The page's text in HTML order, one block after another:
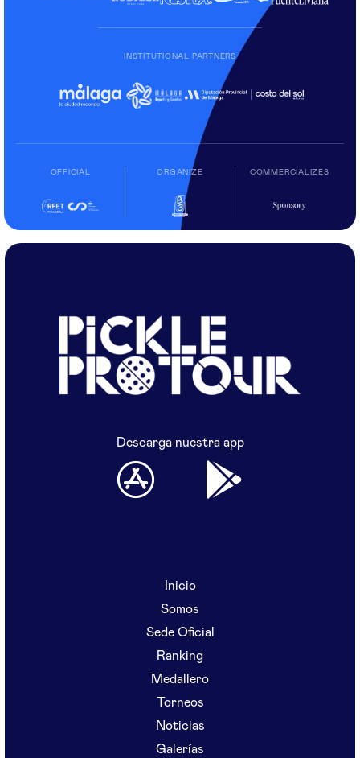
INSTITUTIONAL PARTNERS
OFFICIAL ORGANIZE COMMERCIALIZES
Descarga nuestra app
Inicio
Somos
Sede Oficial
Ranking
Medallero
Torneos
Noticias
Galerías